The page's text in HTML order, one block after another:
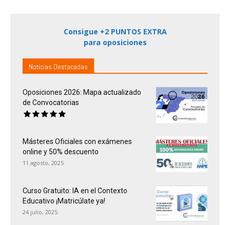
Consigue +2 PUNTOS EXTRA
para oposiciones
Noticias Destacadas
Oposiciones 2026: Mapa actualizado
de Convocatorias
Másteres Oficiales con exámenes
online y 50% descuento
11 agosto, 2025
Curso Gratuito: IA en el Contexto
Educativo ¡Matricúlate ya!
24 julio, 2025